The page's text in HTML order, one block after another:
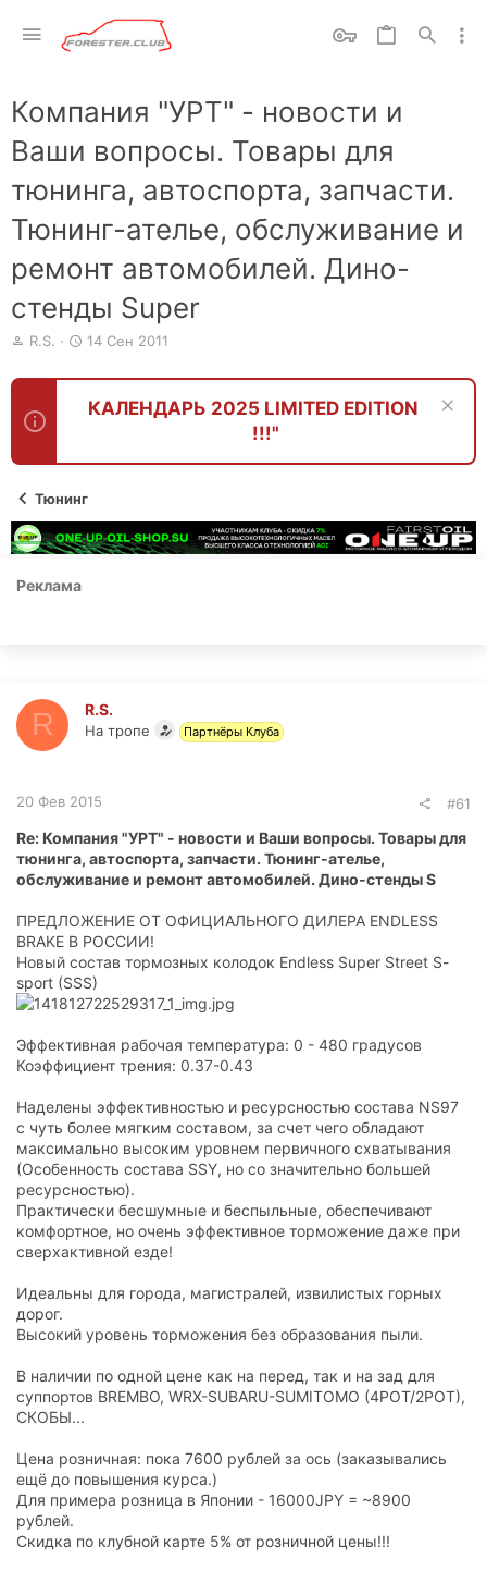
Компания "УРТ" - новости и
Ваши вопросы. Товары для
тюнинга, автоспорта, запчасти.
Тюнинг-ателье, обслуживание и
ремонт автомобилей. Дино-
стенды Super
А
т
р
т
ы
R.S.
Д
т
а
н
л
14 Сен 2011
КАЛЕНДАРЬ 2025 LIMITED EDITION
!!!"
Тюнинг
Реклама
R R.S.
На тропе Партнёры Клуба
20 Фев 2015 #61
Re: Компания "УРТ" - новости и Ваши вопросы. Товары для
тюнинга, автоспорта, запчасти. Тюнинг-ателье,
обслуживание и ремонт автомобилей. Дино-стенды S
ПРЕДЛОЖЕНИЕ ОТ ОФИЦИАЛЬНОГО ДИЛЕРА ENDLESS
BRAKE В РОССИИ!
Новый состав тормозных колодок Endless Super Street S-
sport (SSS)
Эффективная рабочая температура: 0 - 480 градусов
Коэффициент трения: 0.37-0.43
Наделены эффективностью и ресурсностью состава NS97
c чуть более мягким составом, за счет чего обладают
максимально высоким уровнем первичного схватывания
(Особенность состава SSY, но со значительно большей
ресурсностью).
Практически бесшумные и беспыльные, обеспечивают
комфортное, но очень эффективное торможение даже при
сверхактивной езде!
Идеальны для города, магистралей, извилистых горных
дорог.
Высокий уровень торможения без образования пыли.
В наличии по одной цене как на перед, так и на зад для
суппортов BREMBO, WRX-SUBARU-SUMITOMO (4POT/2POT),
СКОБЫ...
Цена розничная: пока 7600 рублей за ось (заказывались
ещё до повышения курса.)
Для примера розница в Японии - 16000JPY = ~8900
рублей.
Скидка по клубной карте 5% от розничной цены!!!